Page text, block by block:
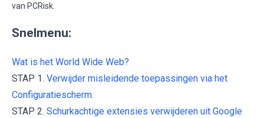
van PCRisk.
Snelmenu:
Wat is het World Wide Web?
STAP 1. Verwijder misleidende toepassingen via het
Configuratiescherm.
STAP 2. Schurkachtige extensies verwijderen uit Google